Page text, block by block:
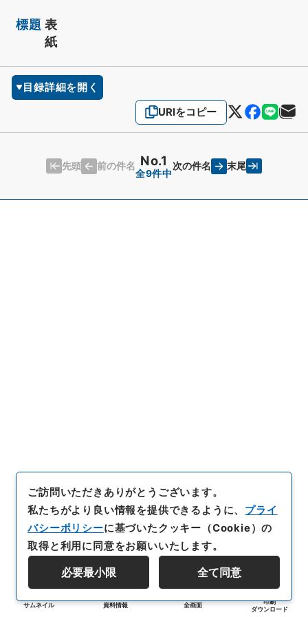
標題 表
紙
目録詳細を開く
URIをコピー
先頭 前の件名 No.1
全9件中
次の件名 末尾
サムネイル 資料情報 全画面
印刷
ダウンロード
ご訪問いただきありがとうございます。
私たちがより良い情報を提供できるように、 プライ
バシーポリシーに基づいたクッキー（Cookie）の
取得と利用に同意をお願いいたします。
必要最小限 全て同意